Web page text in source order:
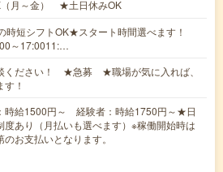
（月～金） ★土日休みOK
短シフトOK★スタート時間選べます！
～17:0011:…
ください！ ★急募 ★職場が気に入れば、
！
時給1500円～ 経験者：時給1750円～★日
度あり（月払いも選べます）※稼働開始時は
お支払いとなります。